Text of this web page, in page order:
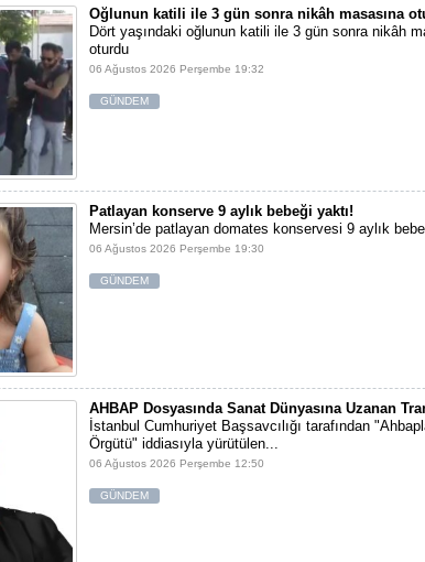
Oğlunun katili ile 3 gün sonra nikâh masasına
Dört yaşındaki oğlunun katili ile 3 gün sonra nikâh
oturdu
06 Ağustos 2026 Perşembe 19:32
GÜNDEM
Patlayan konserve 9 aylık bebeği yaktı!
Mersin’de patlayan domates konservesi 9 aylık
06 Ağustos 2026 Perşembe 19:30
GÜNDEM
AHBAP Dosyasında Sanat Dünyasına Uzanan
İstanbul Cumhuriyet Başsavcılığı tarafından
Örgütü" iddiasıyla yürütülen...
06 Ağustos 2026 Perşembe 12:50
GÜNDEM